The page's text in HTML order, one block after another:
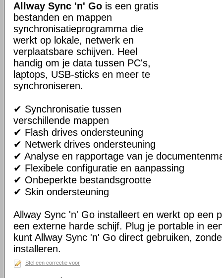
Allway Sync 'n' Go is een gratis
bestanden en mappen
synchronisatieprogramma die
werkt op lokale, netwerk en
verplaatsbare schijven. Heel
handig om je data tussen PC's,
laptops, USB-sticks en meer te
synchroniseren.
✔ Synchronisatie tussen
verschillende mappen
✔ Flash drives ondersteuning
✔ Netwerk drives ondersteuning
✔ Analyse en rapportage van je
✔ Flexibele configuratie en aanpassing
✔ Onbeperkte bestandsgrootte
✔ Skin ondersteuning
Allway Sync 'n' Go installeert en werkt op een
een externe harde schijf. Plug je portable in
kunt Allway Sync 'n' Go direct gebruiken,
installeren.
Stel een correctie voor